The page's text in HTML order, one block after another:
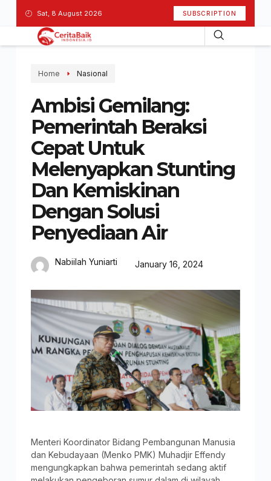
Sat, 8 August 2026 SUBSCRIPTION
Home Nasional
Ambisi Gemilang:
Pemerintah Beraksi
Cepat Untuk
Melenyapkan Stunting
Dan Kemiskinan
Dengan Solusi
Penyediaan Air
Nabiilah Yuniarti January 16, 2024
Menteri Koordinator Bidang Pembangunan Manusia
dan Kebudayaan (Menko PMK) Muhadjir Effendy
mengungkapkan bahwa pemerintah sedang aktif